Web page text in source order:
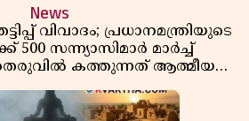
News
വിവാദം; പ്രധാനമന്ത്രിയുടെ
500 സന്ന്യാസിമാർ മാർച്ച്
കത്തുന്നത് ആത്മീയ